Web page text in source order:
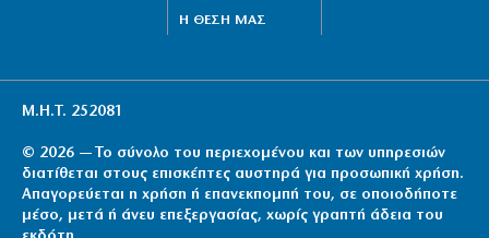
Η ΘΕΣΗ ΜΑΣ
Μ.Η.Τ. 252081
© 2026 — Το σύνολο του περιεχομένου και των υπηρεσιών
διατίθεται στους επισκέπτες αυστηρά για προσωπική χρήση.
Απαγορεύεται η χρήση ή επανεκπομπή του, σε οποιοδήποτε
μέσο, μετά ή άνευ επεξεργασίας, χωρίς γραπτή άδεια του